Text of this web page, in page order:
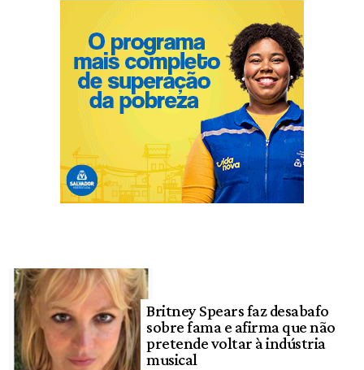
Britney Spears faz desabafo
sobre fama e afirma que não
pretende voltar à indústria
musical